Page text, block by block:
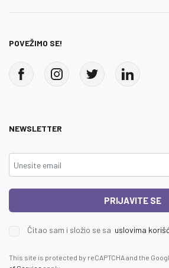
POVEŽIMO SE!
NEWSLETTER
PRIJAVITE SE
Čitao sam i složio se sa uslovima
This site is protected by reCAPTCHA and the